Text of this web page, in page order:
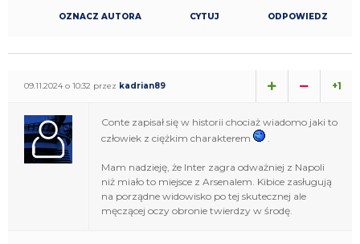
OZNACZ AUTORA CYTUJ ODPOWIEDZ
09.11.2024 o 10:32 przez kadrian89 +1
Conte zapisał się w historii chociaż wiadomo jaki to
człowiek z ciężkim charakterem
Mam nadzieję, że Inter zagra odważniej z Napoli
niż miało to miejsce z Arsenalem. Kibice zasługują
na porządne widowisko po tej skutecznej ale
męczącej oczy obronie twierdzy w środę.